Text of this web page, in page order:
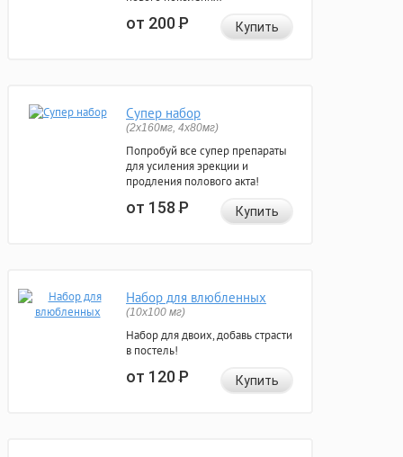
от 200Р Купить
Супер набор
(2х160мг, 4х80мг)
Попробуй все супер препараты
для усиления эрекции и
продления полового акта!
от 158Р Купить
Набор для влюбленных
(10х100 мг)
Набор для двоих, добавь страсти
в постель!
от 120Р Купить